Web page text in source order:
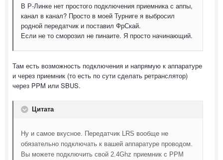
В Р-Линке нет простого подключения приемника с аппы,
канал в канал? Просто в моей Турниге я выбросил
родной передатчик и поставил ФрСкай.
Если не то сморозил не пинаите. Я просто начинающий.
Там есть возможность подключения и напрямую к аппаратуре
и через приемник (то есть по сути сделать ретранслятор)
через PPM или SBUS.
Цитата
Ну и самое вкусное. Передатчик LRS вообще не
обязательно подключать к вашей аппаратуре проводом.
Вы можете подключить свой 2.4Ghz приемник с PPM